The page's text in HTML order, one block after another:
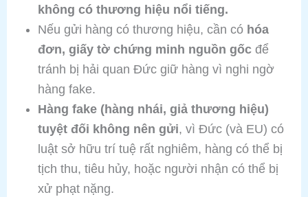
không có thương hiệu nổi tiếng.
Nếu gửi hàng có thương hiệu, cần có hóa
đơn, giấy tờ chứng minh nguồn gốcđể
tránh bị hải quan Đức giữ hàng vì nghi ngờ
hàng fake.
Hàng fake (hàng nhái, giả thương hiệu)
tuyệt đối không nên gửi, vì Đức (và EU) có
luật sở hữu trí tuệ rất nghiêm, hàng có thể bị
tịch thu, tiêu hủy, hoặc người nhận có thể bị
xử phạt nặng.